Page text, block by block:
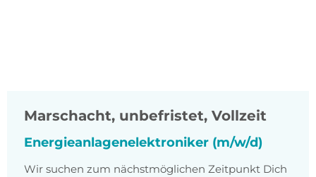
Marschacht, unbefristet, Vollzeit
Energieanlagenelektroniker (m/w/d)
Wir suchen zum nächstmöglichen Zeitpunkt Dich